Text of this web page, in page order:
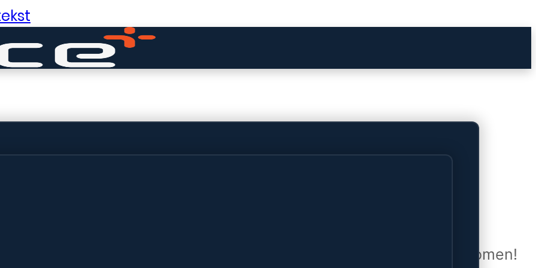
dingen in het verschiet
winkel wordt momenteel gebouwd en zal binnenkort online komen!